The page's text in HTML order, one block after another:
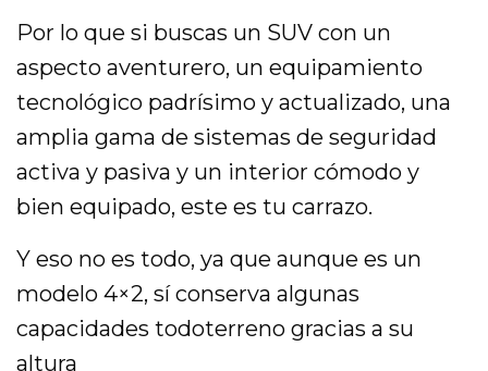
Por lo que si buscas un SUV con un
aspecto aventurero, un equipamiento
tecnológico padrísimo y actualizado, una
amplia gama de sistemas de seguridad
activa y pasiva y un interior cómodo y
bien equipado, este es tu carrazo.
Y eso no es todo, ya que aunque es un
modelo 4×2, sí conserva algunas
capacidades todoterreno gracias a su
altura